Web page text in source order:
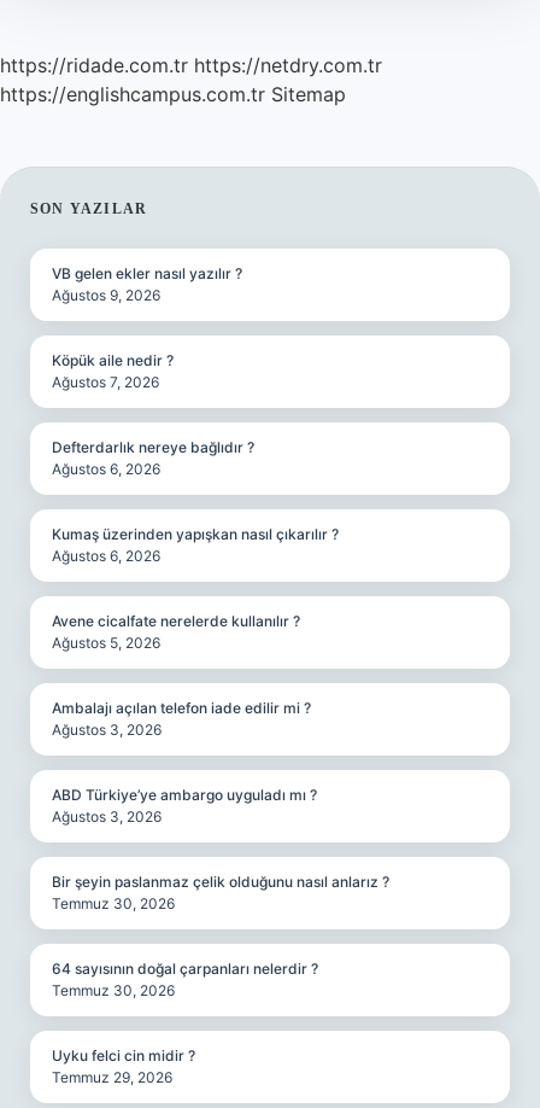
https://ridade.com.tr https://netdry.com.tr
https://englishcampus.com.tr Sitemap
SIDEBAR
SON YAZILAR
VB gelen ekler nasıl yazılır ?
Ağustos 9, 2026
Köpük aile nedir ?
Ağustos 7, 2026
Defterdarlık nereye bağlıdır ?
Ağustos 6, 2026
Kumaş üzerinden yapışkan nasıl çıkarılır ?
Ağustos 6, 2026
Avene cicalfate nerelerde kullanılır ?
Ağustos 5, 2026
Ambalajı açılan telefon iade edilir mi ?
Ağustos 3, 2026
ABD Türkiye’ye ambargo uyguladı mı ?
Ağustos 3, 2026
Bir şeyin paslanmaz çelik olduğunu nasıl anlarız ?
Temmuz 30, 2026
64 sayısının doğal çarpanları nelerdir ?
Temmuz 30, 2026
Uyku felci cin midir ?
Temmuz 29, 2026